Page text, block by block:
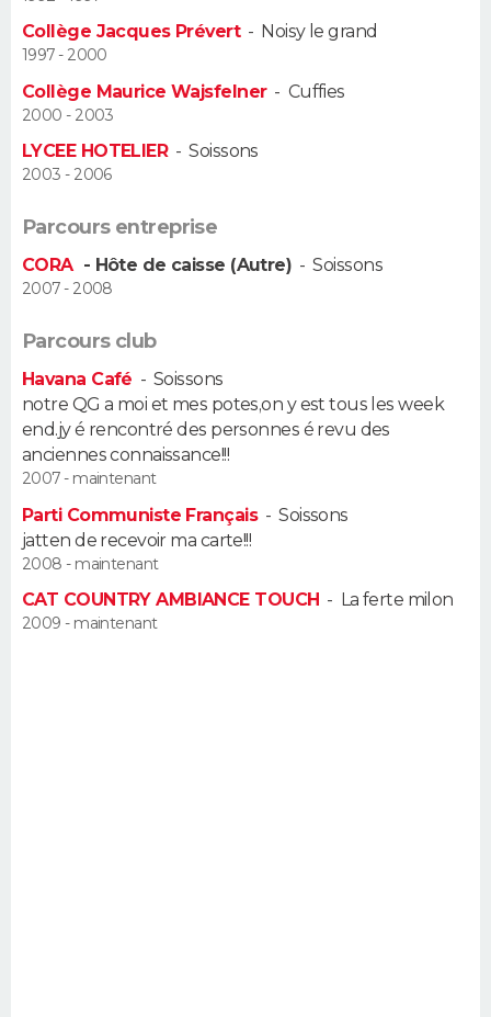
Alimentation
Guide de la santé
Maladies
Médicaments
Sommeil
VOYAGE
Destinations
City break
Voyage nature
Voyage de noces
Forum
Climat
+
PHOTO
GUIDES D'ACHAT
CARTE DE VOEUX
Carte de Noël
Carte Bonne année
Carte Saint-Valentin
Carte Pâques
Carte d'anniversaire
Dictionnaire
Biographies
Citations
Expressions
Proverbes
COPAINS D'AVANT
S'inscrire
Se connecter
Lycées
Collèges
Primaires
Universités
Entreprises
Service militaire
Avis de recherche
AVIS DE DÉCÈS
FORUM
Bricolage
Lifestyle
Culture
Sport
Auto
Television
Voyage
Cinema
Collège Jacques Prévert- Noisy le grand
1997 - 2000
Collège Maurice Wajsfelner- Cuffies
2000 - 2003
LYCEE HOTELIER-Soissons
2003 - 2006
Parcours entreprise
CORA - Hôte de caisse (Autre) -Soissons
2007 - 2008
Parcours club
Havana Café -Soissons
notre QG a moi et mes potes,on y est tous les week
end.jy é rencontré des personnes é revu des
anciennes connaissance!!!
2007 - maintenant
Parti Communiste Français-Soissons
jatten de recevoir ma carte!!!
2008 - maintenant
CAT COUNTRY AMBIANCE TOUCH - La ferte milon
2009 - maintenant